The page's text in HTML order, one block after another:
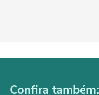
Confira também: